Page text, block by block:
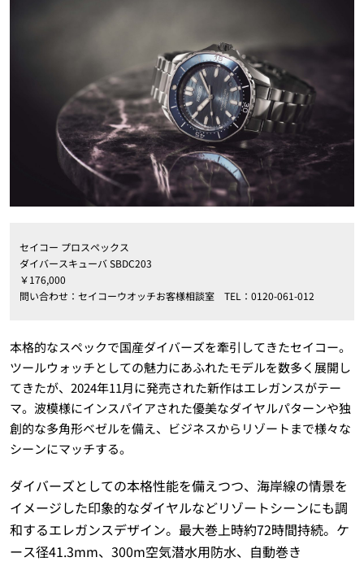
セイコー プロスペックス
ダイバースキューバ SBDC203
￥176,000
問い合わせ：セイコーウオッチお客様相談室 TEL：0120-061-012
本格的なスペックで国産ダイバーズを牽引してきたセイコー。
ツールウォッチとしての魅力にあふれたモデルを数多く展開し
てきたが、2024年11月に発売された新作はエレガンスがテー
マ。波模様にインスパイアされた優美なダイヤルパターンや独
創的な多角形ベゼルを備え、ビジネスからリゾートまで様々な
シーンにマッチする。
ダイバーズとしての本格性能を備えつつ、海岸線の情景を
イメージした印象的なダイヤルなどリゾートシーンにも調
和するエレガンスデザイン。最大巻上時約72時間持続。ケ
ース径41.3mm、300m空気潜水用防水、自動巻き